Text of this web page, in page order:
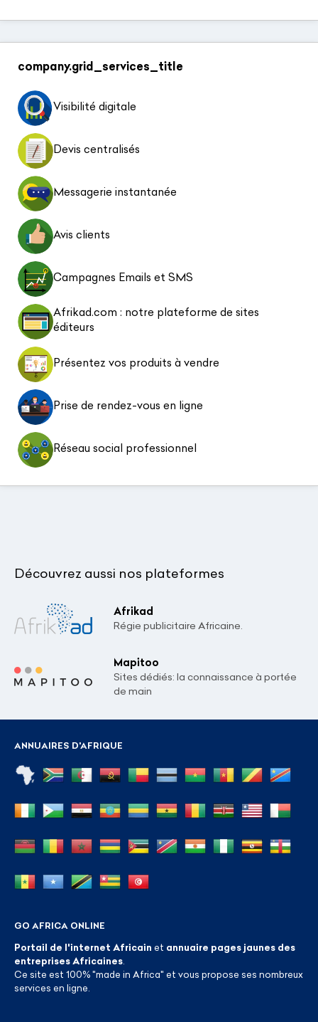
company.grid_services_title
Visibilité digitale
Devis centralisés
Messagerie instantanée
Avis clients
Campagnes Emails et SMS
Afrikad.com : notre plateforme de sites
éditeurs
Présentez vos produits à vendre
Prise de rendez-vous en ligne
Réseau social professionnel
Découvrez aussi nos plateformes
Afrikad
Régie publicitaire Africaine.
Mapitoo
Sites dédiés: la connaissance à portée
de main
ANNUAIRES D'AFRIQUE
GO AFRICA ONLINE
Portail de l'internet Africain et annuaire pages jaunes des
entreprises Africaines
Ce site est 100% "made in Africa" et vous propose ses nombreux
services en ligne.